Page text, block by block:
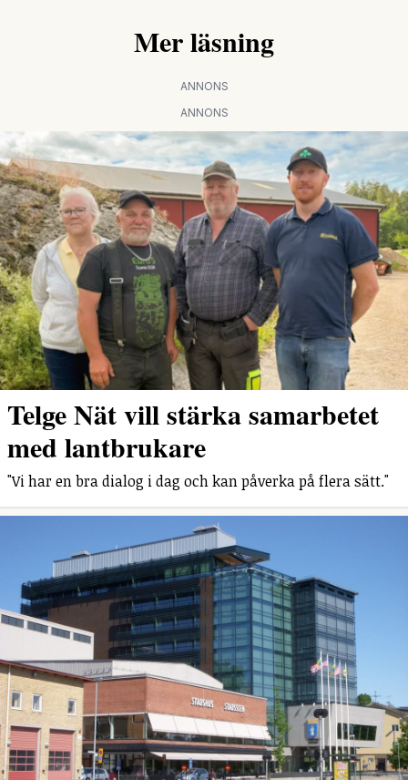
Mer läsning
ANNONS
ANNONS
Telge Nät vill stärka samarbetet
med lantbrukare
"Vi har en bra dialog i dag och kan påverka på flera sätt."